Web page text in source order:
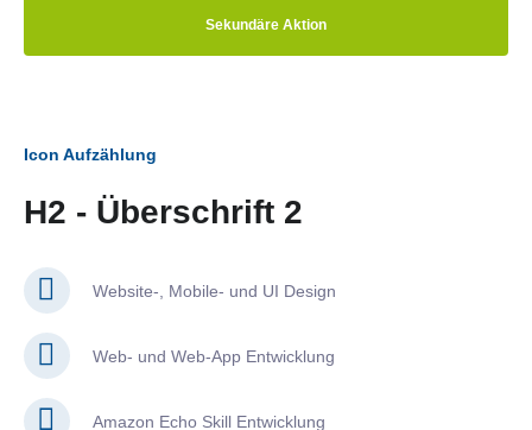
Sekundäre Aktion
Icon Aufzählung
H2 - Überschrift 2
Website-, Mobile- und UI Design
Web- und Web-App Entwicklung
Amazon Echo Skill Entwicklung